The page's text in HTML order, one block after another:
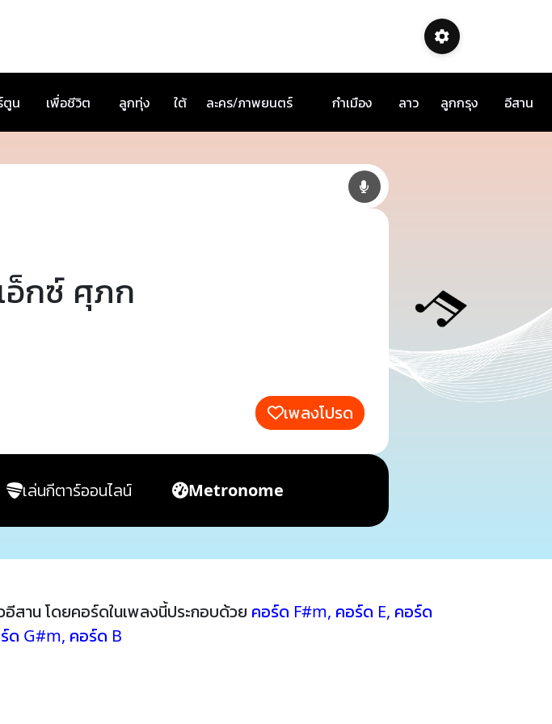
ตูน เพื่อชีวิต ลูกทุ่ง ใต้ ละคร/ภาพยนตร์ กำเมือง ลาว ลูกกรุง อีสาน
อ็กซ์ ศุภก
เพลงโปรด
เล่นกีตาร์ออนไลน์ Metronome
อีสาน โดยคอร์ดในเพลงนี้ประกอบด้วย คอร์ด F#m, คอร์ด E, คอร์ด
ด G#m, คอร์ด B